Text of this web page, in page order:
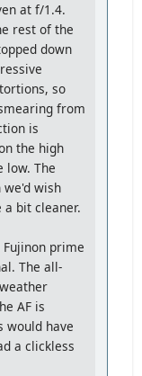
at f/1.4.
rest of the
down
so
from
is
the high
low. The
wish
bit cleaner.
prime
The all-
AF is
would have
a clickless